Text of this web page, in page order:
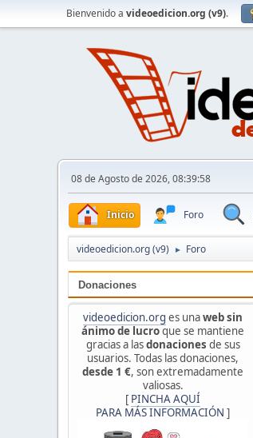
Bienvenido a videoedicion.org (v9).
08 de Agosto de 2026, 08:39:58
Inicio Foro
videoedicion.org (v9) ► Foro
Donaciones
videoedicion.org es unaweb sin
ánimo de lucroque se mantiene
gracias a lasdonaciones de sus
usuarios. Todas las donaciones,
desde 1 €, son extremadamente
valiosas.
[ PINCHA AQUÍ
PARA MÁS INFORMACIÓN ]